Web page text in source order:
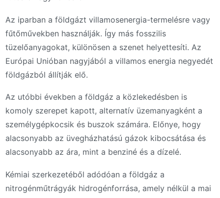
Az iparban a földgázt villamosenergia-termelésre vagy
fűtőművekben használják. Így más fosszilis
tüzelőanyagokat, különösen a szenet helyettesíti. Az
Európai Unióban nagyjából a villamos energia negyedét
földgázból állítják elő.
Az utóbbi években a földgáz a közlekedésben is
komoly szerepet kapott, alternatív üzemanyagként a
személygépkocsik és buszok számára. Előnye, hogy
alacsonyabb az üvegházhatású gázok kibocsátása és
alacsonyabb az ára, mint a benziné és a dízelé.
Kémiai szerkezetéből adódóan a földgáz a
nitrogénműtrágyák hidrogénforrása, amely nélkül a mai